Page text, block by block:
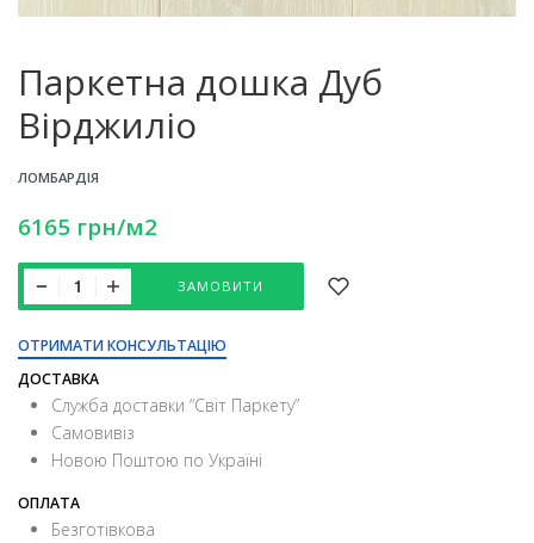
Паркетна дошка Дуб
Вірджиліо
ЛОМБАРДІЯ
6165 грн/м2
ЗАМОВИТИ
ОТРИМАТИ КОНСУЛЬТАЦІЮ
ДОСТАВКА
Служба доставки “Свiт Паркету”
Самовивіз
Новою Поштою по Україні
ОПЛАТА
Безготівкова